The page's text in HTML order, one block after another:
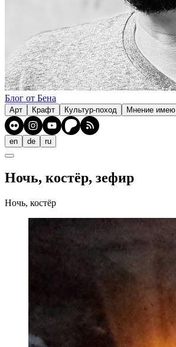
Блог от Бена
Арт Крафт Культур-поход Мнение имею
en de ru
Ночь, костёр, зефир
Ночь, костёр